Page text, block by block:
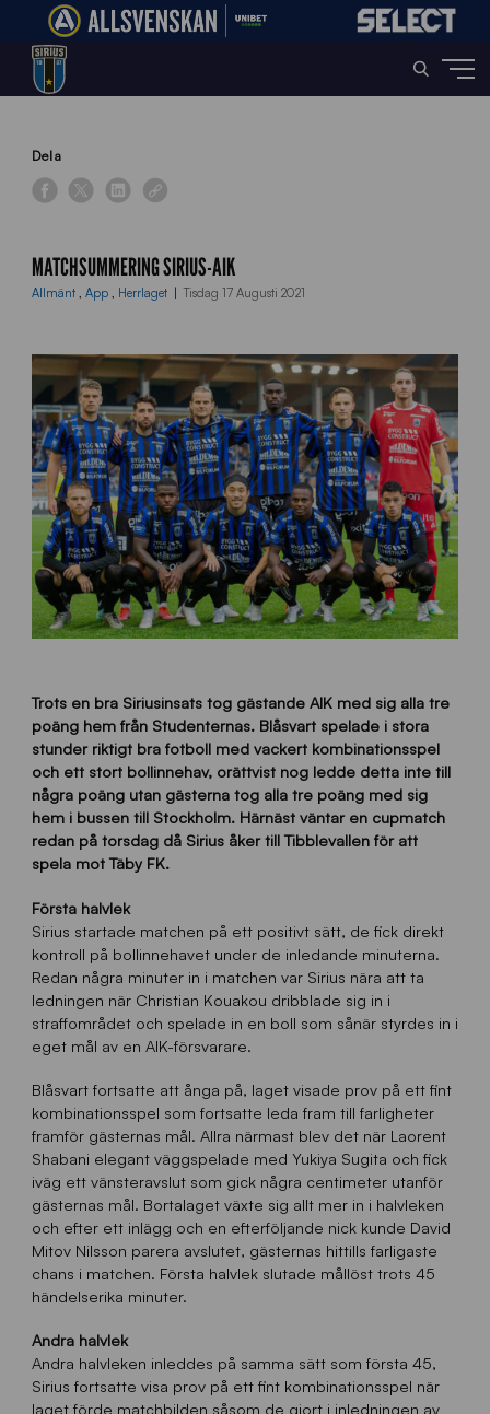
Home»
Dela
MATCHSUMMERING SIRIUS-AIK
Allmänt , App , Herrlaget Tisdag 17 Augusti 2021
Trots en bra Siriusinsats tog gästande AIK med sig alla tre
poäng hem från Studenternas. Blåsvart spelade i stora
stunder riktigt bra fotboll med vackert kombinationsspel
och ett stort bollinnehav, orättvist nog ledde detta inte till
några poäng utan gästerna tog alla tre poäng med sig
hem i bussen till Stockholm. Härnäst väntar en cupmatch
redan på torsdag då Sirius åker till Tibblevallen för att
spela mot Täby FK.
Första halvlek
Sirius startade matchen på ett positivt sätt, de fick direkt
kontroll på bollinnehavet under de inledande minuterna.
Redan några minuter in i matchen var Sirius nära att ta
ledningen när Christian Kouakou dribblade sig in i
straffområdet och spelade in en boll som sånär styrdes in i
eget mål av en AIK-försvarare.
Blåsvart fortsatte att ånga på, laget visade prov på ett fint
kombinationsspel som fortsatte leda fram till farligheter
framför gästernas mål. Allra närmast blev det när Laorent
Shabani elegant väggspelade med Yukiya Sugita och fick
iväg ett vänsteravslut som gick några centimeter utanför
gästernas mål. Bortalaget växte sig allt mer in i halvleken
och efter ett inlägg och en efterföljande nick kunde David
Mitov Nilsson parera avslutet, gästernas hittills farligaste
chans i matchen. Första halvlek slutade mållöst trots 45
händelserika minuter.
Andra halvlek
Andra halvleken inleddes på samma sätt som första 45,
Sirius fortsatte visa prov på ett fint kombinationsspel när
laget förde matchbilden såsom de gjort i inledningen av